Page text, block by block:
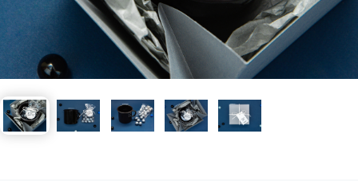
Нажимая на кнопку, я даю согласие на обработку